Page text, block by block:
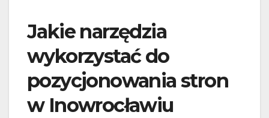
Jakie narzędzia
wykorzystać do
pozycjonowania stron
w Inowrocławiu